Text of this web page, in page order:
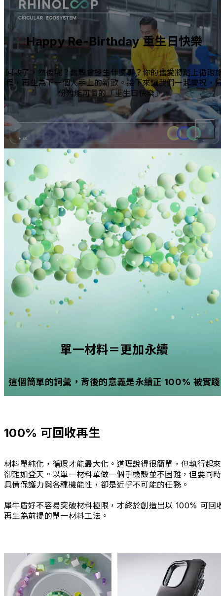
Happy Re-Birthday 重生日快樂
回收了，然後呢？舊殼會發生什麼事？你的舊愛將踏上循環
程，再生為下一個人手上的新歡。接下來讓我們一起慶祝，
份難能可貴的「重生日快樂」。
單一材料＝更加永續
這個簡單的詞彙，背後的意義是永續正 100% 被實踐
100% 可回收再生
材料單純化，循環才能最大化。道理說得很簡單，但執行起來
卻難如登天。以單一材料單做一個手機殼並不困難，但要同時
具備保護力與各種機能性，卻是近乎不可能的任務。
犀牛盾好不容易突破材料極限，才終於創造出以 100% 可回
再生為前提的單一材料工法。